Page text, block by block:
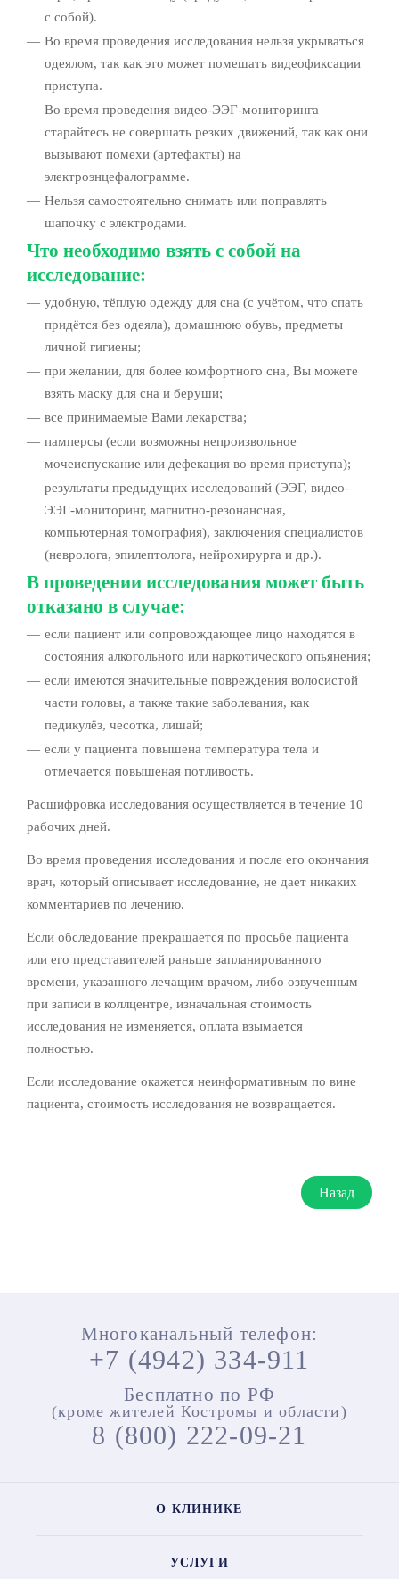
с собой).
Во время проведения исследования нельзя укрываться
одеялом, так как это может помешать видеофиксации
приступа.
Во время проведения видео-ЭЭГ-мониторинга
старайтесь не совершать резких движений, так как они
вызывают помехи (артефакты) на
электроэнцефалограмме.
Нельзя самостоятельно снимать или поправлять
шапочку с электродами.
Что необходимо взять с собой на
исследование:
удобную, тёплую одежду для сна (с учётом, что спать
придётся без одеяла), домашнюю обувь, предметы
личной гигиены;
при желании, для более комфортного сна, Вы можете
взять маску для сна и беруши;
все принимаемые Вами лекарства;
памперсы (если возможны непроизвольное
мочеиспускание или дефекация во время приступа);
результаты предыдущих исследований (ЭЭГ, видео-
ЭЭГ-мониторинг, магнитно-резонансная,
компьютерная томография), заключения специалистов
(невролога, эпилептолога, нейрохирурга и др.).
В проведении исследования может быть
отказано в случае:
если пациент или сопровождающее лицо находятся в
состояния алкогольного или наркотического опьянения;
если имеются значительные повреждения волосистой
части головы, а также такие заболевания, как
педикулёз, чесотка, лишай;
если у пациента повышена температура тела и
отмечается повышеная потливость.
Расшифровка исследования осуществляется в течение 10
рабочих дней.
Во время проведения исследования и после его окончания
врач, который описывает исследование, не дает никаких
комментариев по лечению.
Если обследование прекращается по просьбе пациента
или его представителей раньше запланированного
времени, указанного лечащим врачом, либо озвученным
при записи в коллцентре, изначальная стоимость
исследования не изменяется, оплата взымается
полностью.
Если исследование окажется неинформативным по вине
пациента, стоимость исследования не возвращается.
Назад
Многоканальный телефон:
+7 (4942) 334-911
Бесплатно по РФ
(кроме жителей Костромы и области)
8 (800) 222-09-21
О КЛИНИКЕ
УСЛУГИ